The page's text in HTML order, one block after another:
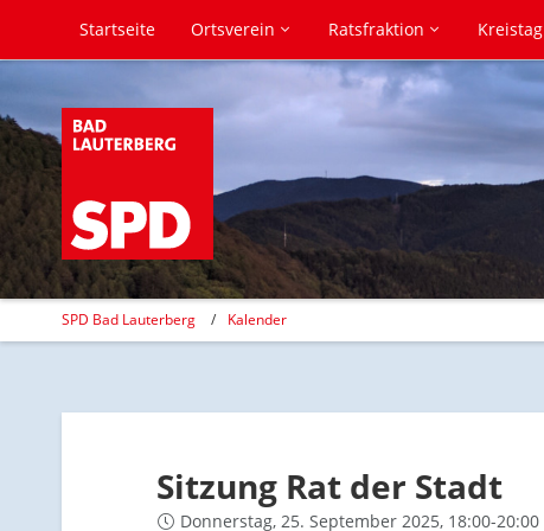
Startseite Ortsverein Ratsfraktion Kreistag
SPD Bad Lauterberg Kalender
Sitzung Rat der Stadt
Donnerstag, 25. September 2025, 18:00-20:00